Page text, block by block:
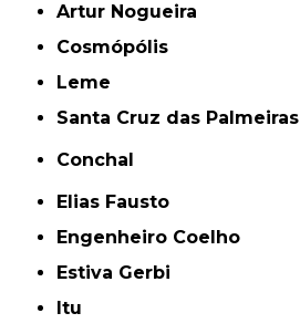
Artur Nogueira
Cosmópólis
Leme
Santa Cruz das Palmeiras
Conchal
Elias Fausto
Engenheiro Coelho
Estiva Gerbi
Itu